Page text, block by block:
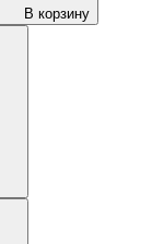
В корзину